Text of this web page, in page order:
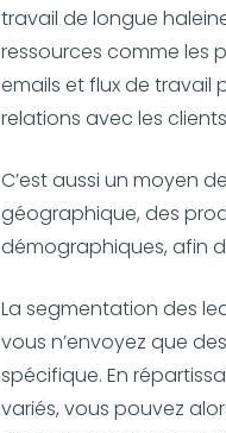
travail de longue
ressources comme les
emails et flux de travail
relations avec les
C’est aussi un moyen
géographique, des
démographiques, afin
La segmentation des
vous n’envoyez que
spécifique. En
variés, vous pouvez